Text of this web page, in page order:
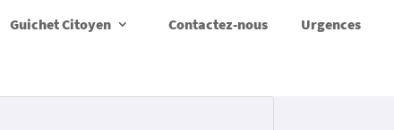
Guichet Citoyen Contactez-nous Urgences